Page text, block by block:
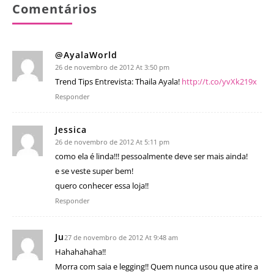
Comentários
@AyalaWorld
26 de novembro de 2012 At 3:50 pm
Trend Tips Entrevista: Thaila Ayala! http://t.co/yvXk219x
Responder
Jessica
26 de novembro de 2012 At 5:11 pm
como ela é linda!!! pessoalmente deve ser mais ainda!
e se veste super bem!
quero conhecer essa loja!!
Responder
Ju27 de novembro de 2012 At 9:48 am
Hahahahaha!!
Morra com saia e legging!! Quem nunca usou que atire a